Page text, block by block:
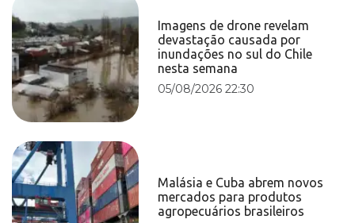
Imagens de drone revelam
devastação causada por
inundações no sul do Chile
nesta semana
05/08/2026 22:30
Malásia e Cuba abrem novos
mercados para produtos
agropecuários brasileiros